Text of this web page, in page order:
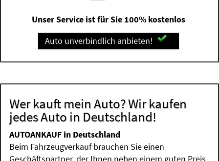
Unser Service ist für Sie 100% kostenlos
Auto unverbindlich anbieten!
Wer kauft mein Auto? Wir kaufen
jedes Auto in Deutschland!
AUTOANKAUF in Deutschland
Beim Fahrzeugverkauf brauchen Sie einen